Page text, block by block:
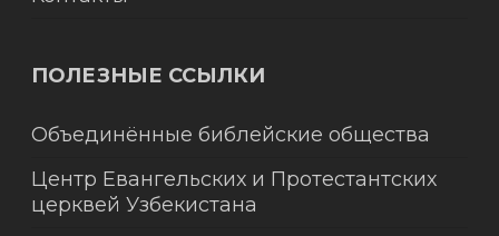
ПОЛЕЗНЫЕ ССЫЛКИ
Объединённые библейские общества
Центр Евангельских и Протестантских
церквей Узбекистана